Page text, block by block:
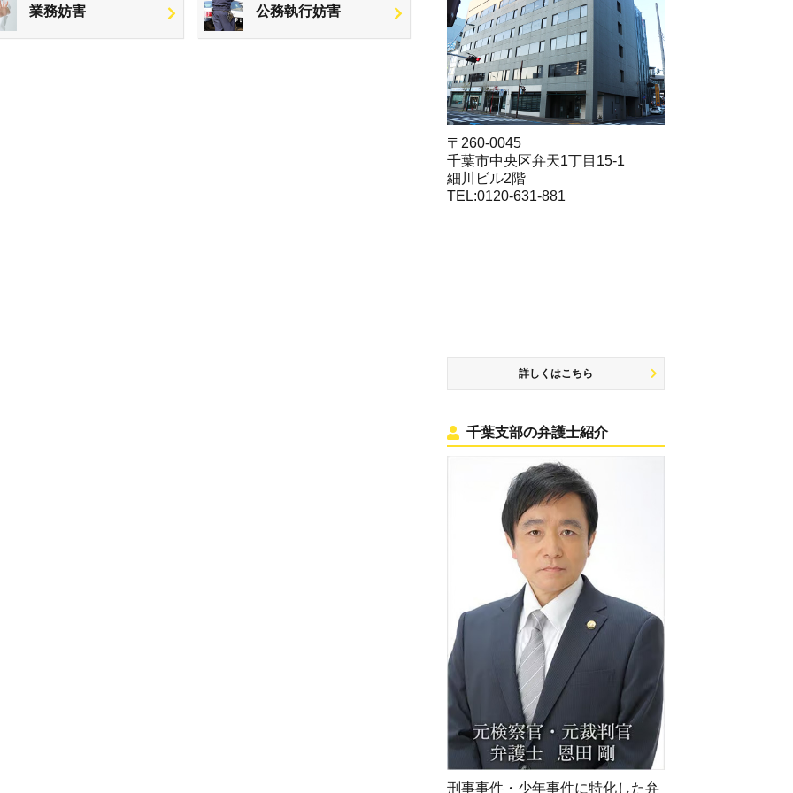
業務妨害 公務執行妨害
〒260-0045
千葉市中央区弁天1丁目15-1
細川ビル2階
TEL:0120-631-881
詳しくはこちら
千葉支部の弁護士紹介
刑事事件・少年事件に特化した弁